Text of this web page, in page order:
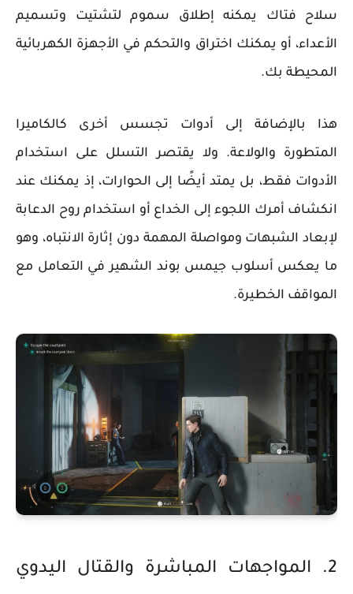
سلاح فتاك يمكنه إطلاق سموم لتشتيت وتسميم
الأعداء، أو يمكنك اختراق والتحكم في الأجهزة الكهربائية
المحيطة بك.
هذا بالإضافة إلى أدوات تجسس أخرى كالكاميرا
المتطورة والولاعة. ولا يقتصر التسلل على استخدام
الأدوات فقط، بل يمتد أيضًا إلى الحوارات، إذ يمكنك عند
انكشاف أمرك اللجوء إلى الخداع أو استخدام روح الدعابة
لإبعاد الشبهات ومواصلة المهمة دون إثارة الانتباه، وهو
ما يعكس أسلوب جيمس بوند الشهير في التعامل مع
المواقف الخطيرة.
2. المواجهات المباشرة والقتال اليدوي